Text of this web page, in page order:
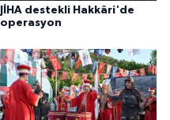
JİHA destekli Hakkâri'de
operasyon